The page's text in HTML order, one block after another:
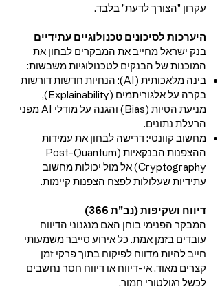
עקרון "הצורך לדעת" בלבד.
היערכות לסיכונים טכנולוגיים עתידיים
בנק ישראל מחייב את המבקרים לבחון את
המוכנות של הבנקים לטכנולוגיות משבשות:
בינה מלאכותית (AI): הנחיות חדשות דורשות
בקרה על אלגוריתמים (Explainability),
מניעת הטיות (Bias) והגנה על מודלי AI מפני
הרעלת נתונים.
מחשוב קוונטי: דרישה לבחון את עמידות
ההצפנות הבנקאיות (Post-Quantum
Cryptography) אל מול יכולות מחשוב
עתידיות שעלולות לפצח הצפנות קיימות.
דיווח ושקיפות (נב"ת 366)
המבקר הפנימי בוחן האם מנגנוני הדיווח
עובדים בזמן אמת. כל אירוע סייבר משמעותי
חייב להיות מדווח לפיקוח בתוך פרקי זמן
קצרים מאוד. אי-דיווח או דיווח חסר נחשבים
לכשל רגולטורי חמור.